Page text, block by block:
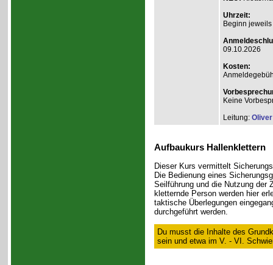
Uhrzeit:
Beginn
09.10.2026
Kosten:
Keine
Leitung:
Aufbaukurs Hallenklettern
Dieser Kurs vermittelt
Die Bedienung eines
Seilführung und die Nutzung der
kletternde Person werden hier
taktische Überlegungen
durchgeführt werden.
Du musst die Inhalte des
sein und etwa im V. - VI.